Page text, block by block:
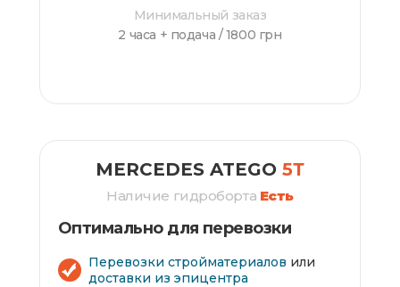
Минимальный заказ
2 часа + подача /1800 грн
MERCEDES ATEGO 5Т
Наличие гидроборта Есть
Оптимально для перевозки
Перевозки стройматериалов или
доставки из эпицентра